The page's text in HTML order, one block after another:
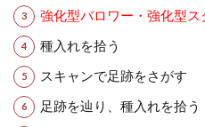
強化型バロワー・強化型ス
種入れを拾う
スキャンで足跡をさがす
足跡を辿り、種入れを拾う